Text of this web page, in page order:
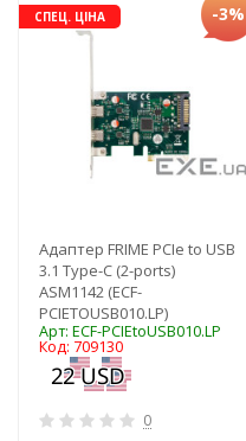
СПЕЦ. ЦІНА -3%
Адаптер FRIME PCIe to USB
3.1 Type-C (2-ports)
ASM1142 (ECF-
PCIETOUSB010.LP)
Арт: ECF-PCIEtoUSB010.LP
Код: 709130
0